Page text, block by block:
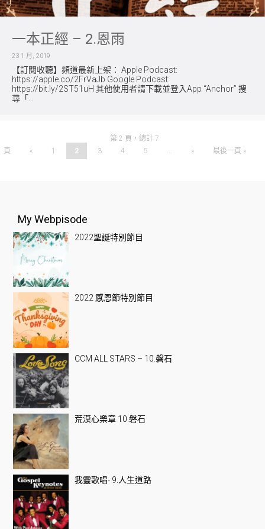
一本正經 – 2.恩雨
23 1 月, 2019
【訂閱收聽】頻道最新上架： Apple Podcast:
https://apple.co/2FrVaJb Google Podcast:
https://bit.ly/2ST51uH 其他使用者請下載並登入App “Anchor” 搜
尋「...
第 2 頁，總計 7
頁
« 1 2 3 4 5 » 最後一頁 »
My Webpisode
2022聖誕特別節目
2022 感恩節特別節目
CCM ALL STARS – 10.磐石
荒漠心樂章 10.磐石
我靈歌唱- 9.人生道路